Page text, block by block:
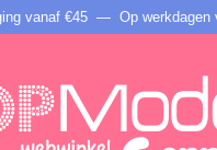
vanaf €45 — Op